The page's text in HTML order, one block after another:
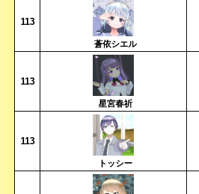
113
蒼依シエル
113
星宮春祈
113
トッシー